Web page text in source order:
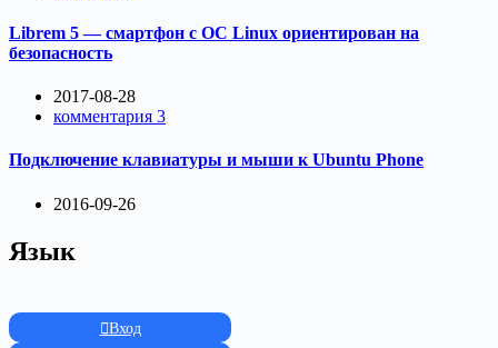
Librem 5 — смартфон с ОС Linux ориентирован на
безопасность
2017-08-28
комментария 3
Подключение клавиатуры и мыши к Ubuntu Phone
2016-09-26
Язык
Вход